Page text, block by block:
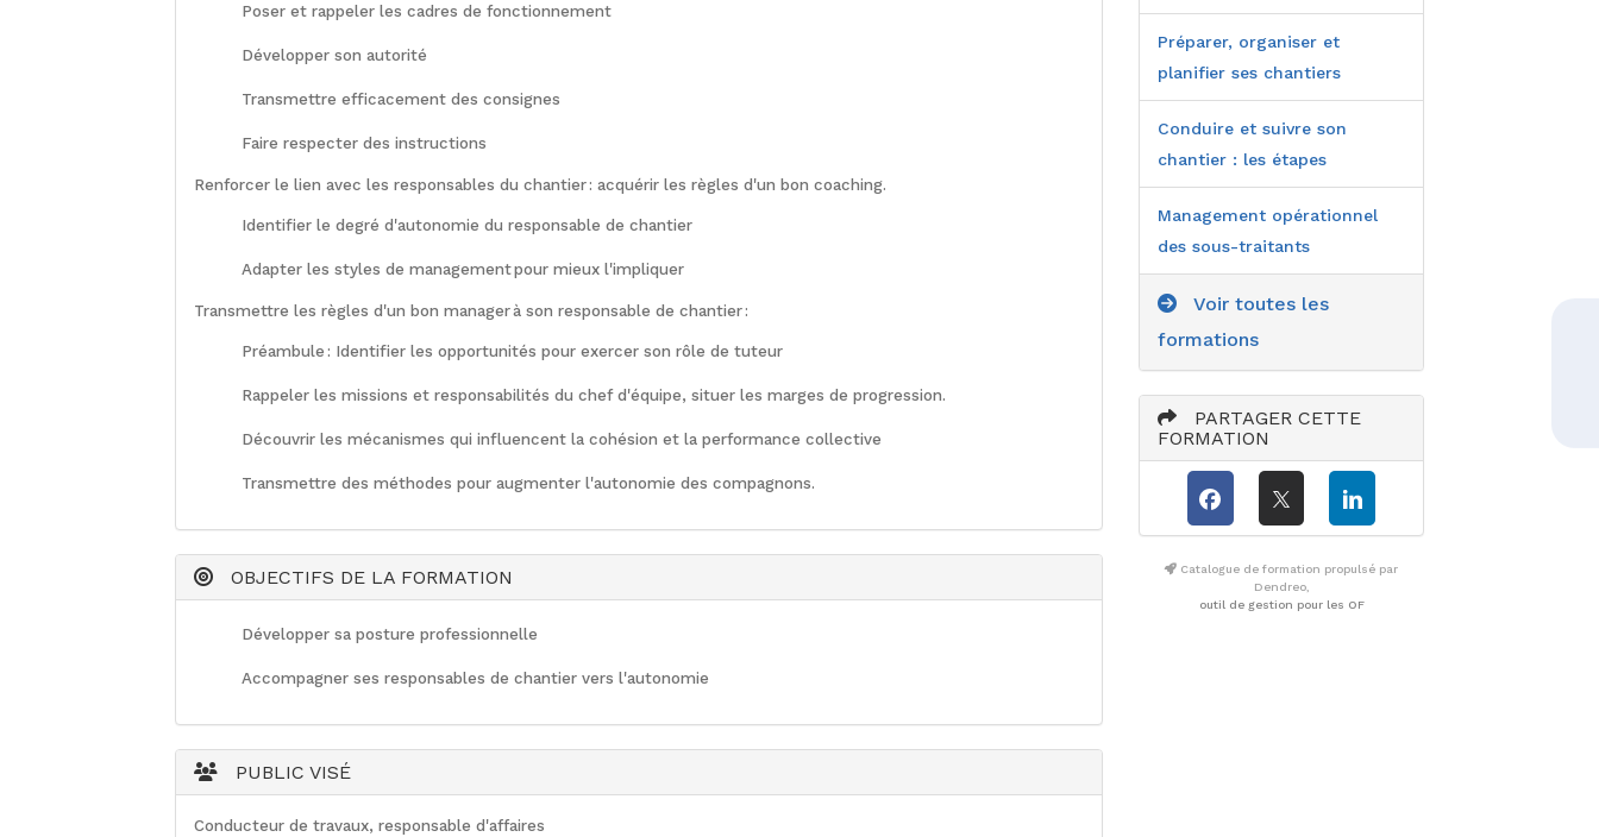
Poser et rappeler les cadres de fonctionnement
Développer son autorité
Transmettre efficacement des consignes
Faire respecter des instructions
Renforcer le lien avec les responsables du chantier : acquérir les règles d'un bon coaching.
Identifier le degré d'autonomie du responsable de chantier
Adapter les styles de management pour mieux l'impliquer
Transmettre les règles d'un bon manager à son responsable de chantier :
Préambule : Identifier les opportunités pour exercer son rôle de tuteur
Rappeler les missions et responsabilités du chef d'équipe, situer les marges de progression.
Découvrir les mécanismes qui influencent la cohésion et la performance collective
Transmettre des méthodes pour augmenter l'autonomie des compagnons.
OBJECTIFS DE LA FORMATION
Développer sa posture professionnelle
Accompagner ses responsables de chantier vers l'autonomie
PUBLIC VISÉ
Conducteur de travaux, responsable d'affaires
Préparer, organiser et
planifier ses chantiers
Conduire et suivre son
chantier : les étapes
Management opérationnel
des sous-traitants
Voir toutes les
formations
PARTAGER CETTE
FORMATION
Catalogue de formation propulsé par
Dendreo,
outil de gestion pour les OF